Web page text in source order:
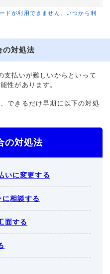
ドが利用できません。いつから利
の対処法
支払いが難しいからといって
性があります。
できるだけ早期に以下の対処
の対処法
いに変更する
相談する
面する